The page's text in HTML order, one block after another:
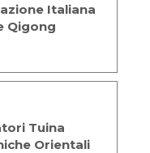
Italiana
Qigong
Tuina
Orientali